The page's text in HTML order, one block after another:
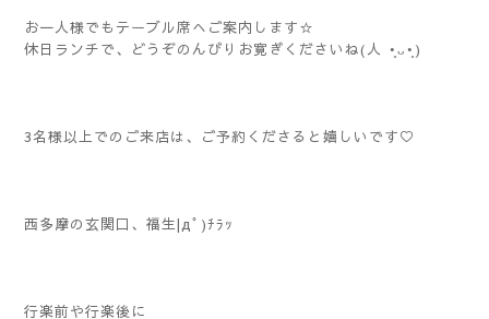
お一人様でもテーブル席へご案内します☆
休日ランチで、どうぞのんびりお寛ぎくださいね(⁠人⁠ ⁠•͈⁠ᴗ⁠•͈⁠)
3名様以上でのご来店は、ご予約くださると嬉しいです♡
西多摩の玄関口、福生|дﾟ)ﾁﾗｯ
行楽前や行楽後に